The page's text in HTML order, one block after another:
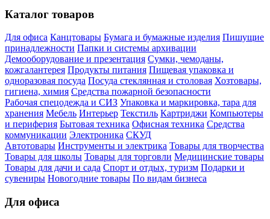
Каталог товаров
Для офиса Канцтовары Бумага и бумажные изделия Пишущие
принадлежности Папки и системы архивации
Демооборудование и презентация Сумки, чемоданы,
кожгалантерея Продукты питания Пищевая упаковка и
одноразовая посуда Посуда стеклянная и столовая Хозтовары,
гигиена, химия Средства пожарной безопасности
Рабочая спецодежда и СИЗ Упаковка и маркировка, тара для
хранения Мебель Интерьер Текстиль Картриджи Компьютеры
и периферия Бытовая техника Офисная техника Средства
коммуникации Электроника СКУД
Автотовары Инструменты и электрика Товары для творчества
Товары для школы Товары для торговли Медицинские товары
Товары для дачи и сада Спорт и отдых, туризм Подарки и
сувениры Новогодние товары По видам бизнеса
Для офиса